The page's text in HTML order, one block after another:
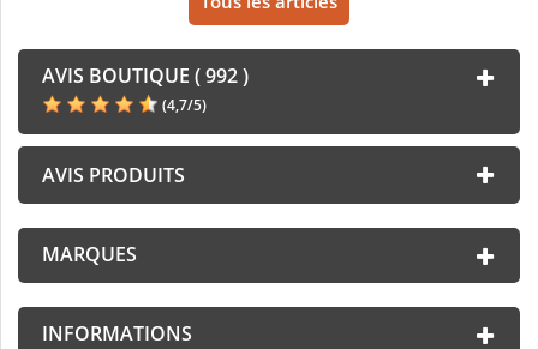
AVIS BOUTIQUE ( 992 )
(4,7/5)
AVIS PRODUITS
MARQUES
INFORMATIONS